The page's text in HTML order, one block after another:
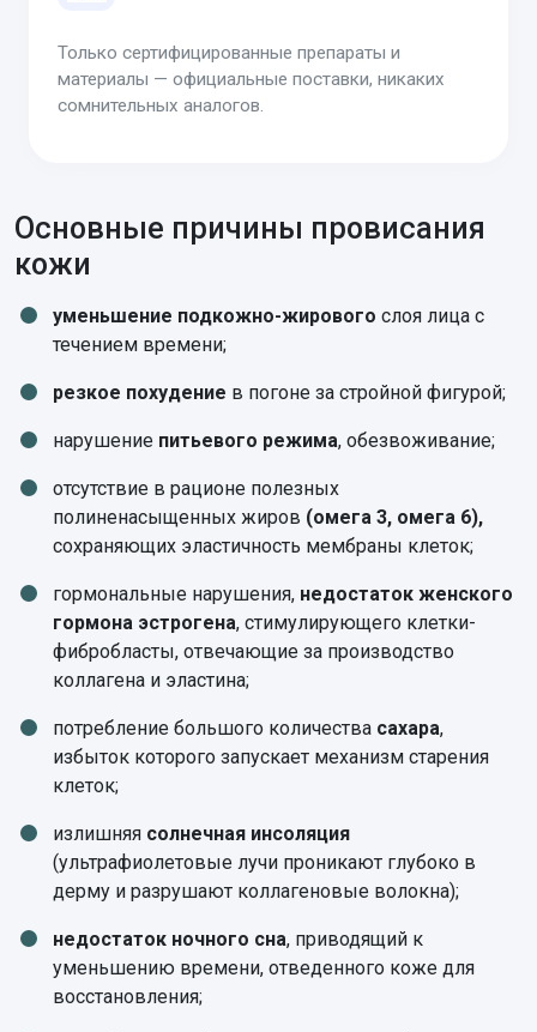
Только сертифицированные препараты и
материалы — официальные поставки, никаких
сомнительных аналогов.
Основные причины провисания
кожи
уменьшение подкожно-жирового слоя лица с
течением времени;
резкое похудение в погоне за стройной фигурой;
нарушение питьевого режима, обезвоживание;
отсутствие в рационе полезных
полиненасыщенных жиров (омега 3, омега 6),
сохраняющих эластичность мембраны клеток;
гормональные нарушения, недостаток женского
гормона эстрогена, стимулирующего клетки-
фибробласты, отвечающие за производство
коллагена и эластина;
потребление большого количества сахара,
избыток которого запускает механизм старения
клеток;
излишняя солнечная инсоляция
(ультрафиолетовые лучи проникают глубоко в
дерму и разрушают коллагеновые волокна);
недостаток ночного сна, приводящий к
уменьшению времени, отведенного коже для
восстановления;